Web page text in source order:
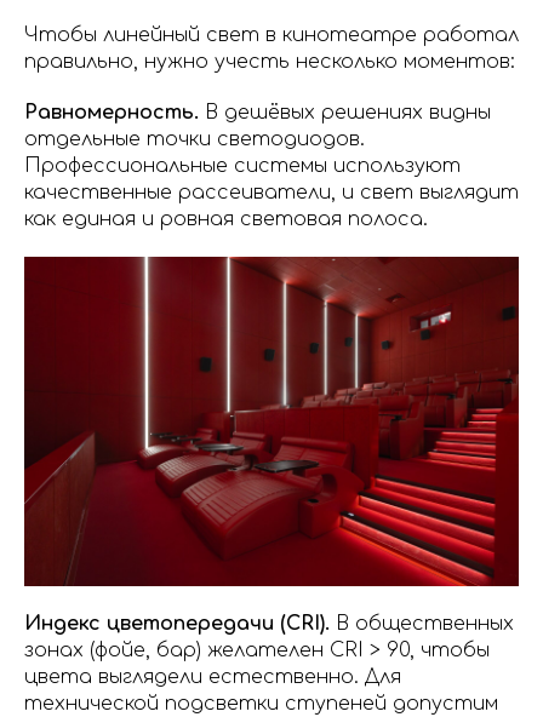
Чтобы линейный свет в кинотеатре работал
правильно, нужно учесть несколько моментов:
Равномерность. В дешёвых решениях видны
отдельные точки светодиодов.
Профессиональные системы используют
качественные рассеиватели, и свет выглядит
как единая и ровная световая полоса.
Индекс цветопередачи (CRI). В общественных
зонах (фойе, бар) желателен CRI > 90, чтобы
цвета выглядели естественно. Для
технической подсветки ступеней допустим